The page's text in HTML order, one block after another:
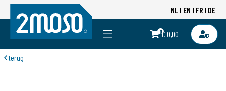
NL EN FR DE
0€ 0,00
terug